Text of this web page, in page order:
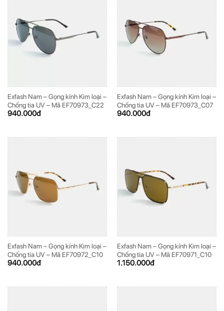
Exfash Nam – Gọng kính Kim loại –
Chống tia UV – Mã EF70973_C22
940.000đ
Exfash Nam – Gọng kính Kim loại –
Chống tia UV – Mã EF70973_C07
940.000đ
Exfash Nam – Gọng kính Kim loại –
Chống tia UV – Mã EF70972_C10
940.000đ
Exfash Nam – Gọng kính Kim loại –
Chống tia UV – Mã EF70971_C10
1.150.000đ